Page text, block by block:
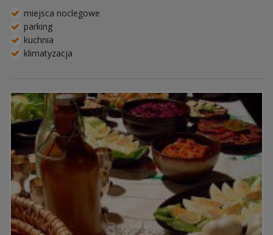
miejsca noclegowe
parking
kuchnia
klimatyzacja